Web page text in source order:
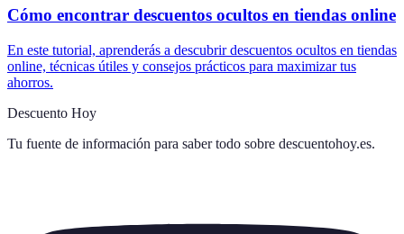
Cómo encontrar descuentos ocultos en tiendas online
En este tutorial, aprenderás a descubrir descuentos ocultos en tiendas
online, técnicas útiles y consejos prácticos para maximizar tus
ahorros.
Descuento Hoy
Tu fuente de información para saber todo sobre descuentohoy.es.